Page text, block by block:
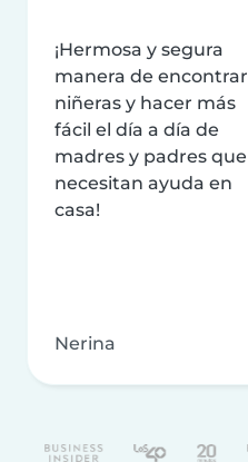
¡Hermosa y segura
manera de encontrar
niñeras y hacer más
fácil el día a día de
madres y padres que
necesitan ayuda en
casa!
Nerina